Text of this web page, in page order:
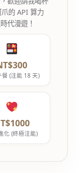
的 API 算力
代漫遊！
餐 (注能 18 天)
化 (終極注能)